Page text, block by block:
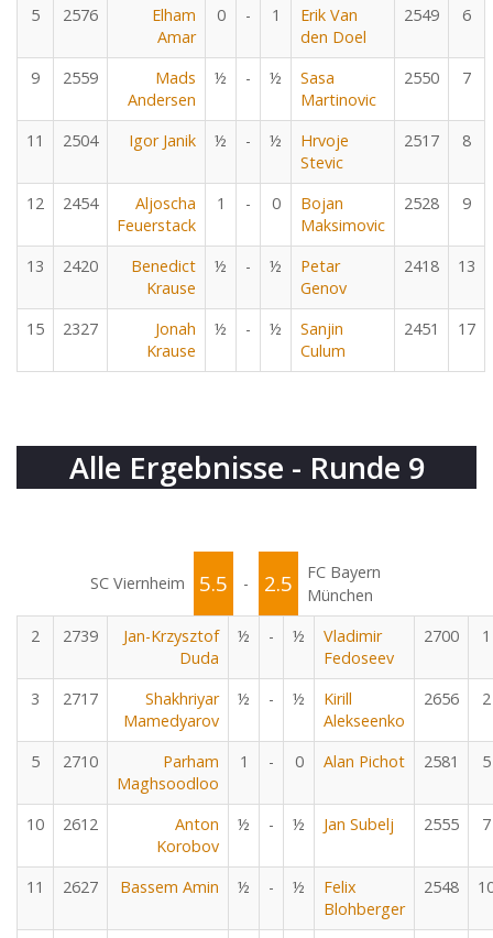
5 2576
Elham
Amar
0 - 1
Erik Van
den Doel
2549 6
9 2559
Mads
Andersen
½ - ½
Sasa
Martinovic
2550 7
11 2504 Igor Janik ½ - ½
Hrvoje
Stevic
2517 8
12 2454
Aljoscha
Feuerstack
1 - 0
Bojan
Maksimovic
2528 9
13 2420
Benedict
Krause
½ - ½
Petar
Genov
2418 13
15 2327
Jonah
Krause
½ - ½
Sanjin
Culum
2451 17
Alle Ergebnisse - Runde 9
SC Viernheim 5.5 - 2.5
FC Bayern
München
2
2739
Jan-Krzysztof
Duda
½ - ½
Vladimir
Fedoseev
2700 1
3 2717
Shakhriyar
Mamedyarov
½ - ½
Kirill
Alekseenko
2656 2
5 2710
Parham
Maghsoodloo
1 - 0 Alan Pichot 2581 5
10 2612
Anton
Korobov
½ - ½ Jan Subelj 2555 7
11 2627 Bassem Amin ½ - ½
Felix
Blohberger
2548